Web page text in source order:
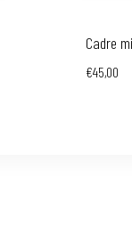
Cadre
€45,00